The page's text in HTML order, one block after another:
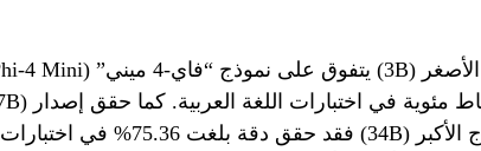
أداءً متميزًا في فئته. أما النموذج الأكبر (34B) فقد حقق دقة بلغت 75.36% في اختبارات